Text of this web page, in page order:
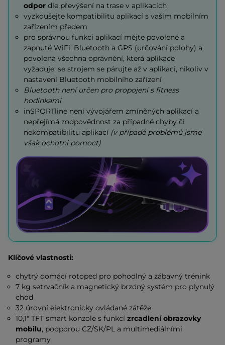
odpor dle převýšení na trase v aplikacích
vyzkoušejte kompatibilitu aplikací s vaším mobilním
zařízením předem
pro správnou funkci aplikací mějte povolené a
zapnuté WiFi, Bluetooth a GPS (určování polohy) a
povolena všechna oprávnění, která aplikace
vyžaduje; se strojem se párujte až v aplikaci, nikoliv v
nastavení Bluetooth mobilního zařízení
Bluetooth není určen pro propojení s fitness
hodinkami
inSPORTline není vývojářem zmíněných aplikací a
nepřejímá zodpovědnost za případné chyby či
nekompatibilitu aplikací (v případě problémů jsme
však ochotni pomoct)
Klíčové vlastnosti:
chytrý domácí rotoped pro pohodlný a zábavný trénink
7 kg setrvačník a magnetický brzdný systém pro plynulý
chod
32 úrovní elektronicky ovládané zátěže
10,1" TFT smart konzole s funkcízrcadlení obrazovky
mobilu, podporou CZ/SK/PL a multimediálními
programy